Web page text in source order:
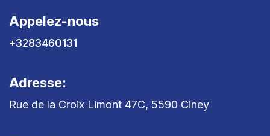
Appelez-nous
+3283460131
Adresse:
Rue de la Croix Limont 47C, 5590 Ciney